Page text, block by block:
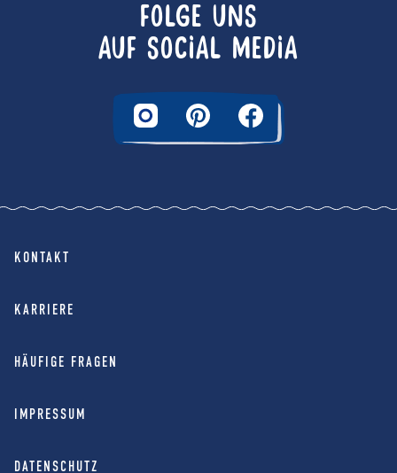
FOLGE UNS
AUF SOCIAL MEDIA
KONTAKT
KARRIERE
HÄUFIGE FRAGEN
IMPRESSUM
DATENSCHUTZ